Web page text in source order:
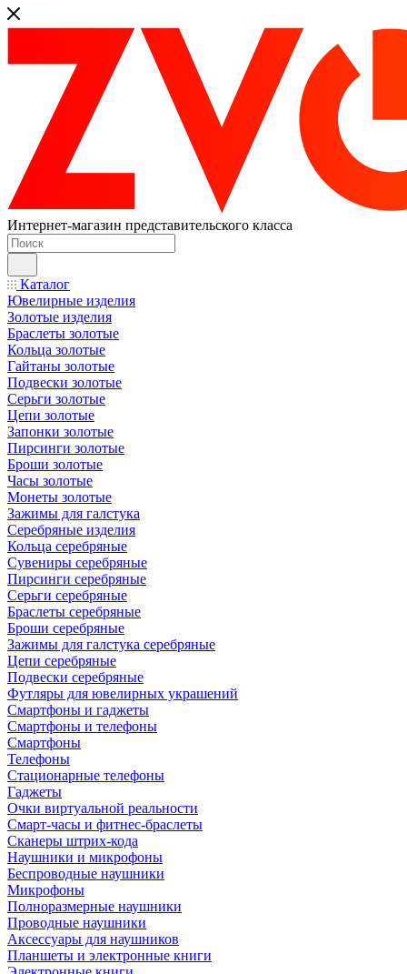
Интернет-магазин представительского класса
Каталог
Ювелирные изделия
Золотые изделия
Браслеты золотые
Кольца золотые
Гайтаны золотые
Подвески золотые
Серьги золотые
Цепи золотые
Запонки золотые
Пирсинги золотые
Броши золотые
Часы золотые
Монеты золотые
Зажимы для галстука
Серебряные изделия
Кольца серебряные
Сувениры серебряные
Пирсинги серебряные
Серьги серебряные
Браслеты серебряные
Броши серебряные
Зажимы для галстука серебряные
Цепи серебряные
Подвески серебряные
Футляры для ювелирных украшений
Смартфоны и гаджеты
Смартфоны и телефоны
Смартфоны
Телефоны
Стационарные телефоны
Гаджеты
Очки виртуальной реальности
Смарт-часы и фитнес-браслеты
Сканеры штрих-кода
Наушники и микрофоны
Беспроводные наушники
Микрофоны
Полноразмерные наушники
Проводные наушники
Аксессуары для наушников
Планшеты и электронные книги